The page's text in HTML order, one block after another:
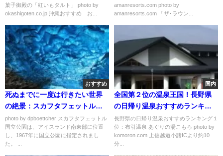
菓子御殿の「紅いもタルト」 photo by
okashigoten.co.jp 沖縄おすすめ お...
amanresorts.com photo by
amanresorts.com 「ザ･ラウン...
おすすめ
死ぬまでに一度は行きたい世界
の絶景：スカフタフェットル国
立公園の洞窟
photo by dpboettcher スカフタフェットル
国立公園は、アイスランド南東部に位置
し、1967年に国立公園に指定されまし
た。 ...
国内
全国第２位の温泉王国！長野県
の日帰り温泉おすすめランキン
グ
長野県の日帰り温泉おすすめランキング１
位：布引温泉 あぐりの湯こもろ photo by
komoron.com 上信越道小諸ICより約10
分...